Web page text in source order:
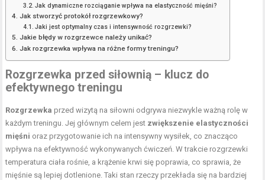
Jak dynamiczne rozciąganie wpływa na elastyczność mięśni?
Jak stworzyć protokół rozgrzewkowy?
Jaki jest optymalny czas i intensywność rozgrzewki?
Jakie błędy w rozgrzewce należy unikać?
Jak rozgrzewka wpływa na różne formy treningu?
Rozgrzewka przed siłownią – klucz do
efektywnego treningu
Rozgrzewka przed wizytą na siłowni odgrywa niezwykle ważną rolę w
każdym treningu. Jej głównym celem jest zwiększenie elastyczności
mięśni oraz przygotowanie ich na intensywny wysiłek, co znacząco
wpływa na efektywność wykonywanych ćwiczeń. W trakcie rozgrzewki
temperatura ciała rośnie, a krążenie krwi się poprawia, co sprawia, że
mięśnie są lepiej dotlenione. Taki stan rzeczy przekłada się na bardziej